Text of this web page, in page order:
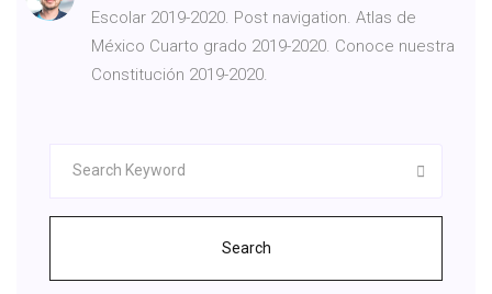
Escolar 2019-2020. Post navigation. Atlas de
México Cuarto grado 2019-2020. Conoce nuestra
Constitución 2019-2020.
Search